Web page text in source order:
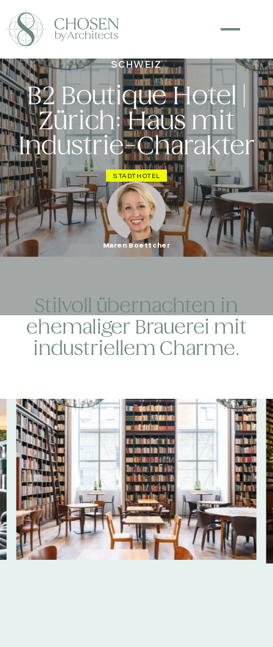
SCHWEIZ
B2 Boutique Hotel |
Zürich: Haus mit
Industrie-Charakter
STADTHOTEL
Maren Boettcher
Stilvoll übernachten in
ehemaliger Brauerei mit
industriellem Charme.